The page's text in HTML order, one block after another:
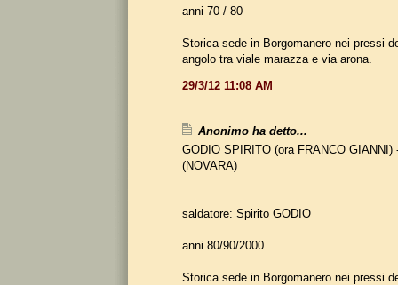
anni 70 / 80
Storica sede in Borgomanero nei pressi
angolo tra viale marazza e via arona.
29/3/12 11:08 AM
Anonimo ha detto...
GODIO SPIRITO (ora FRANCO GIANNI)
(NOVARA)
saldatore: Spirito GODIO
anni 80/90/2000
Storica sede in Borgomanero nei pressi